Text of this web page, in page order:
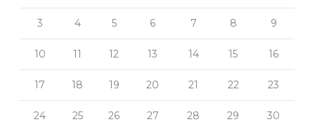
3 4 5 6 7 8 9
10 11 12 13 14 15 16
17 18 19 20 21 22 23
24 25 26 27 28 29 30